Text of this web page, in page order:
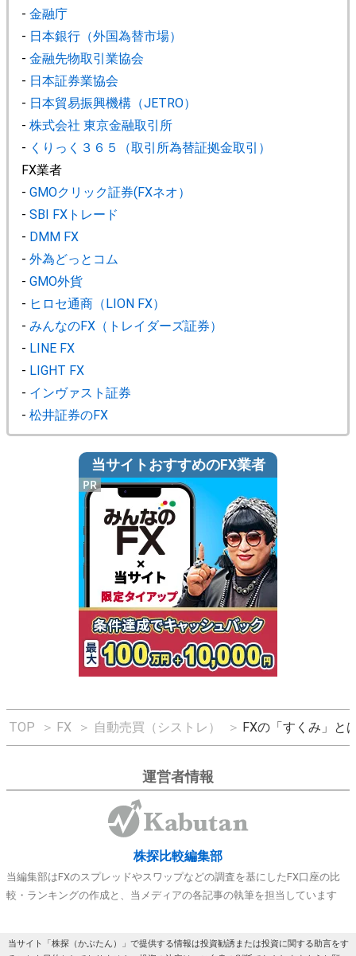
- 金融庁
- 日本銀行（外国為替市場）
- 金融先物取引業協会
- 日本証券業協会
- 日本貿易振興機構（JETRO）
- 株式会社 東京金融取引所
- くりっく３６５（取引所為替証拠金取引）
FX業者
- GMOクリック証券(FXネオ）
- SBI FXトレード
- DMM FX
- 外為どっとコム
- GMO外貨
- ヒロセ通商（LION FX）
- みんなのFX（トレイダーズ証券）
- LINE FX
- LIGHT FX
- インヴァスト証券
- 松井証券のFX
当サイトおすすめのFX業者
TOP ＞ FX ＞ 自動売買（シストレ） ＞ FXの「すくみ」と
運営者情報
株探比較編集部
当編集部はFXのスプレッドやスワップなどの調査を基にしたFX口座の比
較・ランキングの作成と、当メディアの各記事の執筆を担当しています
当サイト「株探（かぶたん）」で提供する情報は投資勧誘または投資に関する助言をす